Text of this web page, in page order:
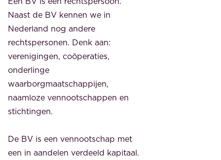
Naast de BV kennen we in
Nederland nog andere
rechtspersonen. Denk aan:
verenigingen, coöperaties,
onderlinge
waarborgmaatschappijen,
naamloze vennootschappen en
stichtingen.
De BV is een vennootschap met
een in aandelen verdeeld kapitaal.